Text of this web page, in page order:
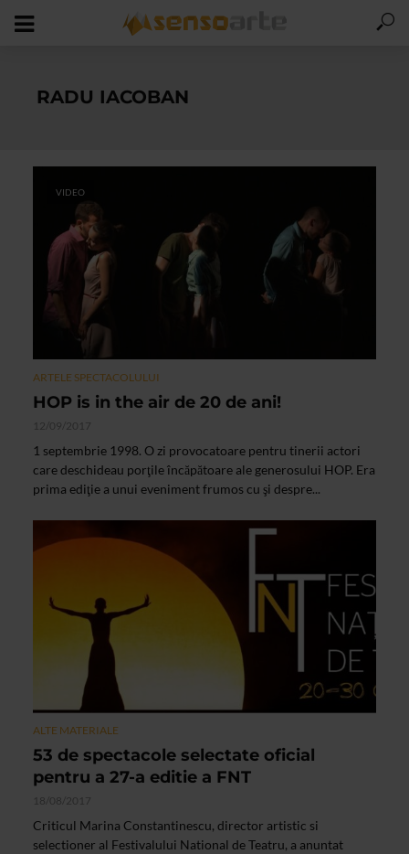
RADU IACOBAN
VIDEO
ARTELE SPECTACOLULUI
HOP is in the air de 20 de ani!
12/09/2017
1 septembrie 1998. O zi provocatoare pentru tinerii actori
care deschideau porţile încăpătoare ale generosului HOP. Era
prima ediţie a unui eveniment frumos cu şi despre...
ALTE MATERIALE
53 de spectacole selectate oficial
pentru a 27-a editie a FNT
18/08/2017
Criticul Marina Constantinescu, director artistic si
selectioner al Festivalului National de Teatru, a anuntat